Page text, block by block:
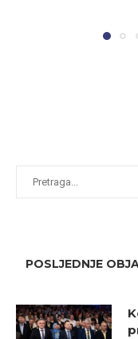
POSLJEDNJE